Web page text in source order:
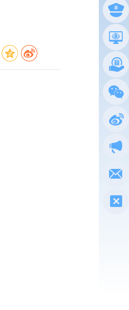
总局
政务
执法
电子
税惠通